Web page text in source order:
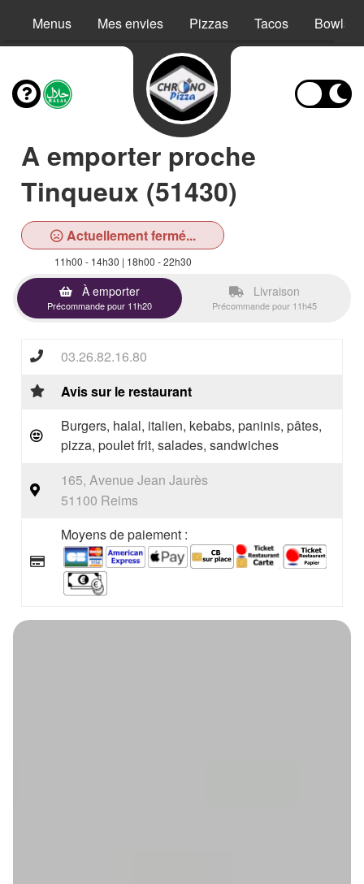
Menus Mes envies Pizzas Tacos Bowls
A emporter proche
Tinqueux (51430)
Actuellement fermé...
11h00 - 14h30 | 18h00 - 22h30
À emporter
Précommande pour 11h20
Livraison
Précommande pour 11h45
03.26.82.16.80
Avis sur le restaurant
Burgers, halal, italien, kebabs, paninis, pâtes,
pizza, poulet frit, salades, sandwiches
165, Avenue Jean Jaurès
51100 Reims
Moyens de paiement :